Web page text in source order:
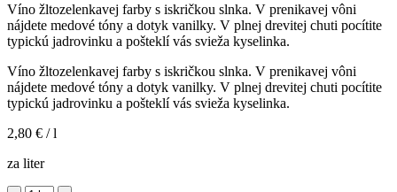
Víno žltozelenkavej farby s iskričkou slnka. V prenikavej vôni
nájdete medové tóny a dotyk vanilky. V plnej drevitej chuti pocítite
typickú jadrovinku a pošteklí vás svieža kyselinka.
Víno žltozelenkavej farby s iskričkou slnka. V prenikavej vôni
nájdete medové tóny a dotyk vanilky. V plnej drevitej chuti pocítite
typickú jadrovinku a pošteklí vás svieža kyselinka.
2,80 € / l
za liter